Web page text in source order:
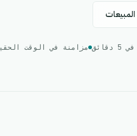
مزامنة في الوقت